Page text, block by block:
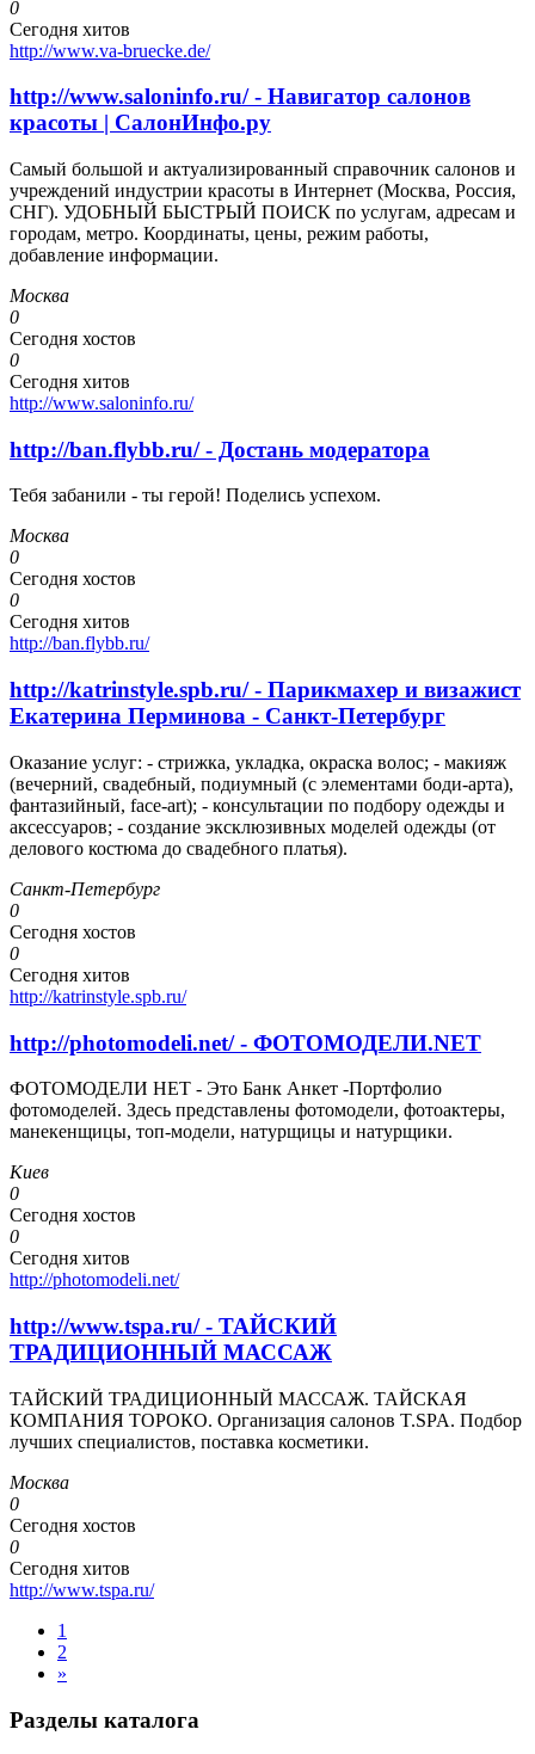
0
Сегодня хитов
http://www.va-bruecke.de/
http://www.saloninfo.ru/ - Навигатор салонов
красоты | СалонИнфо.ру
Самый большой и актуализированный справочник салонов и
учреждений индустрии красоты в Интернет (Москва, Россия,
СНГ). УДОБНЫЙ БЫСТРЫЙ ПОИСК по услугам, адресам и
городам, метро. Координаты, цены, режим работы,
добавление информации.
Москва
0
Сегодня хостов
0
Сегодня хитов
http://www.saloninfo.ru/
http://ban.flybb.ru/ - Достань модератора
Тебя забанили - ты герой! Поделись успехом.
Москва
0
Сегодня хостов
0
Сегодня хитов
http://ban.flybb.ru/
http://katrinstyle.spb.ru/ - Парикмахер и визажист
Екатерина Перминова - Санкт-Петербург
Оказание услуг: - стрижка, укладка, окраска волос; - макияж
(вечерний, свадебный, подиумный (с элементами боди-арта),
фантазийный, face-art); - консультации по подбору одежды и
аксессуаров; - создание эксклюзивных моделей одежды (от
делового костюма до свадебного платья).
Санкт-Петербург
0
Сегодня хостов
0
Сегодня хитов
http://katrinstyle.spb.ru/
http://photomodeli.net/ - ФОТОМОДЕЛИ.NET
ФОТОМОДЕЛИ НЕТ - Это Банк Анкет -Портфолио
фотомоделей. Здесь представлены фотомодели, фотоактеры,
манекенщицы, топ-модели, натурщицы и натурщики.
Киев
0
Сегодня хостов
0
Сегодня хитов
http://photomodeli.net/
http://www.tspa.ru/ - ТАЙСКИЙ
ТРАДИЦИОННЫЙ МАССАЖ
ТАЙСКИЙ ТРАДИЦИОННЫЙ МАССАЖ. ТАЙСКАЯ
КОМПАНИЯ ТОРОКО. Организация салонов T.SPA. Подбор
лучших специалистов, поставка косметики.
Москва
0
Сегодня хостов
0
Сегодня хитов
http://www.tspa.ru/
1
2
»
Разделы каталога